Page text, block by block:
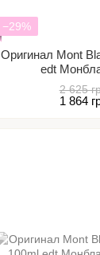
−29%
Оригинал Mont
edt
2 625
1 864